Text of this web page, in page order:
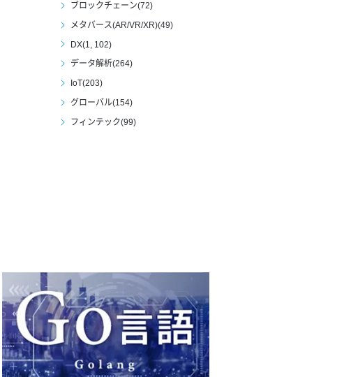
ブロックチェーン(72)
メタバース(AR/VR/XR)(49)
DX(1, 102)
データ解析(264)
IoT(203)
グローバル(154)
フィンテック(99)